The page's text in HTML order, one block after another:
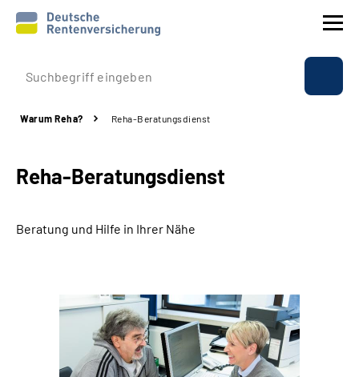
Prävention
Rente
Beratung & Kontakt
Über uns & Presse
Online-Services
Warum Reha? Reha-Beratungsdienst
Reha-Beratungsdienst
Beratung und Hilfe in Ihrer Nähe